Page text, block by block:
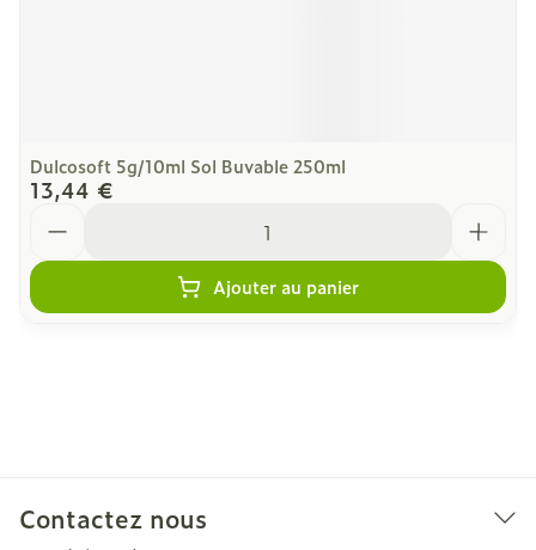
Dulcosoft 5g/10ml Sol Buvable 250ml
13,44 €
Ajouter au panier
Contactez nous